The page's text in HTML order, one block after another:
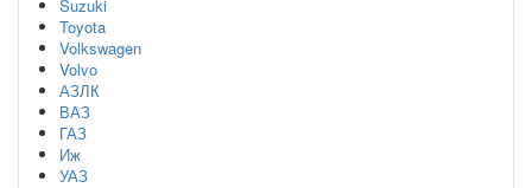
Suzuki
Toyota
Volkswagen
Volvo
АЗЛК
ВАЗ
ГАЗ
Иж
УАЗ